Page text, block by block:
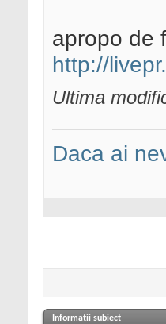
apropo de
http://
Ultima
Daca ai
Informații subiect